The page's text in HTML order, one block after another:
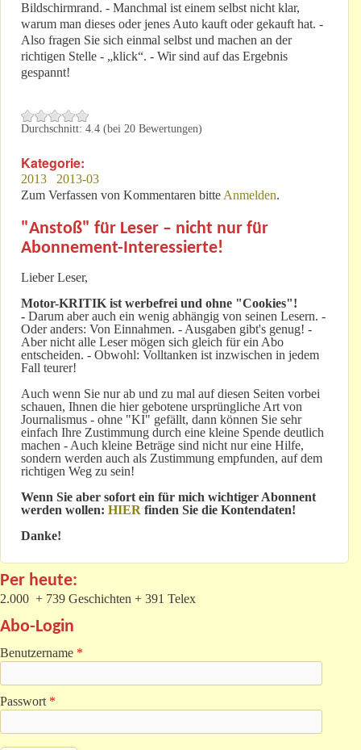
Bildschirmrand. - Manchmal ist einem selbst nicht klar,
warum man dieses oder jenes Auto kauft oder gekauft hat. -
Also fragen Sie sich einmal selbst und machen an der
richtigen Stelle - „klick“. - Wir sind auf das Ergebnis
gespannt!
Durchschnitt: 4.4 (bei 20 Bewertungen)
Kategorie:
2013
2013-03
Zum Verfassen von Kommentaren bitte Anmelden.
"Anstoß" für Leser – nicht nur für
Abonnement-Interessierte!
Lieber Leser,
Motor-KRITIK ist werbefrei und ohne "Cookies"!
- Darum aber auch ein wenig abhängig von seinen Lesern. -
Oder anders: Von Einnahmen. - Ausgaben gibt's genug! -
Aber nicht alle Leser mögen sich gleich für ein Abo
entscheiden. - Obwohl: Volltanken ist inzwischen in jedem
Fall teurer!
Auch wenn Sie nur ab und zu mal auf diesen Seiten vorbei
schauen, Ihnen die hier gebotene ursprüngliche Art von
Journalismus - ohne "KI" gefällt, dann können Sie sehr
einfach Ihre Zustimmung durch eine kleine Spende deutlich
machen - Auch kleine Beträge sind nicht nur eine Hilfe,
sondern werden auch als Zustimmung empfunden, auf dem
richtigen Weg zu sein!
Wenn Sie aber sofort ein für mich wichtiger Abonnent
werden wollen: HIER finden Sie die Kontendaten!
Danke!
Per heute:
2.000 + 739 Geschichten + 391 Telex
Abo-Login
Benutzername *
Passwort *